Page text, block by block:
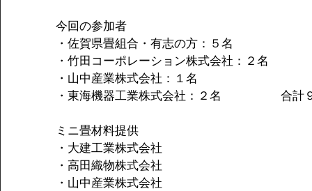
今回の参加者
・佐賀県畳組合・有志の方：５名
・竹田コーポレーション株式会社：２名
・山中産業株式会社：１名
・東海機器工業株式会社：２名　　　　　合計
ミニ畳材料提供
・大建工業株式会社
・高田織物株式会社
・山中産業株式会社